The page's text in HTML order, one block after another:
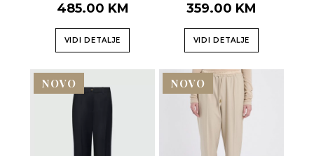
485.00 KM
VIDI DETALJE
359.00 KM
VIDI DETALJE
NOVO NOVO